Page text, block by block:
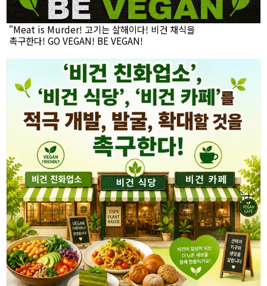
"Meat is Murder! 고기는 살해이다! 비건 채식을
촉구한다! GO VEGAN! BE VEGAN!